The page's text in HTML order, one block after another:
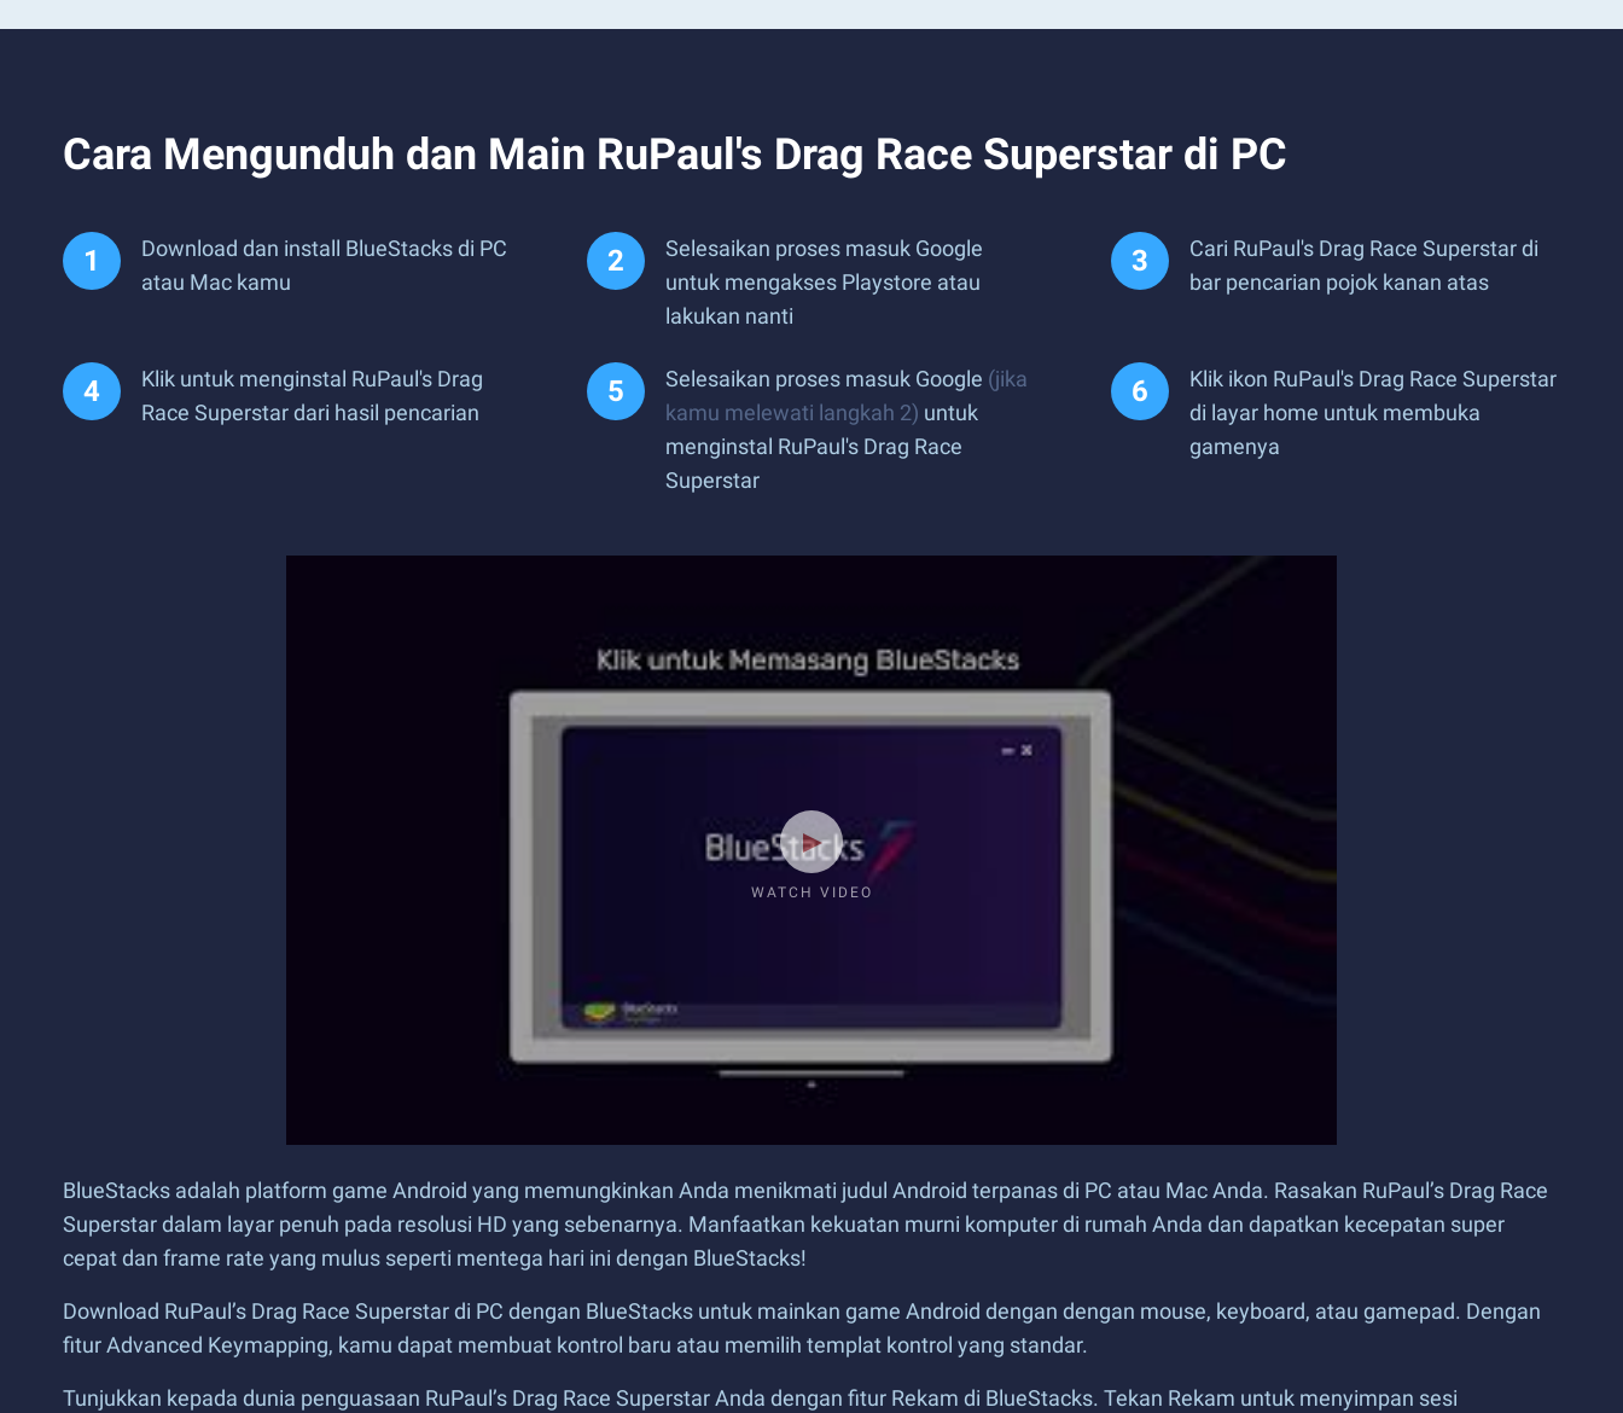
Cara Mengunduh dan Main RuPaul's Drag Race Superstar di PC
Download dan install BlueStacks di PC
atau Mac kamu
Selesaikan proses masuk Google
untuk mengakses Playstore atau
lakukan nanti
Cari RuPaul's Drag Race Superstar di
bar pencarian pojok kanan atas
Klik untuk menginstal RuPaul's Drag
Race Superstar dari hasil pencarian
Selesaikan proses masuk Google (jika
kamu melewati langkah 2) untuk
menginstal RuPaul's Drag Race
Superstar
Klik ikon RuPaul's Drag Race Superstar
di layar home untuk membuka
gamenya
WATCH VIDEO
BlueStacks adalah platform game Android yang memungkinkan Anda menikmati judul Android terpanas di PC atau Mac Anda. Rasakan RuPaul’s Drag Race
Superstar dalam layar penuh pada resolusi HD yang sebenarnya. Manfaatkan kekuatan murni komputer di rumah Anda dan dapatkan kecepatan super
cepat dan frame rate yang mulus seperti mentega hari ini dengan BlueStacks!
Download RuPaul’s Drag Race Superstar di PC dengan BlueStacks untuk mainkan game Android dengan dengan mouse, keyboard, atau gamepad. Dengan
fitur Advanced Keymapping, kamu dapat membuat kontrol baru atau memilih templat kontrol yang standar.
Tunjukkan kepada dunia penguasaan RuPaul’s Drag Race Superstar Anda dengan fitur Rekam di BlueStacks. Tekan Rekam untuk menyimpan sesi